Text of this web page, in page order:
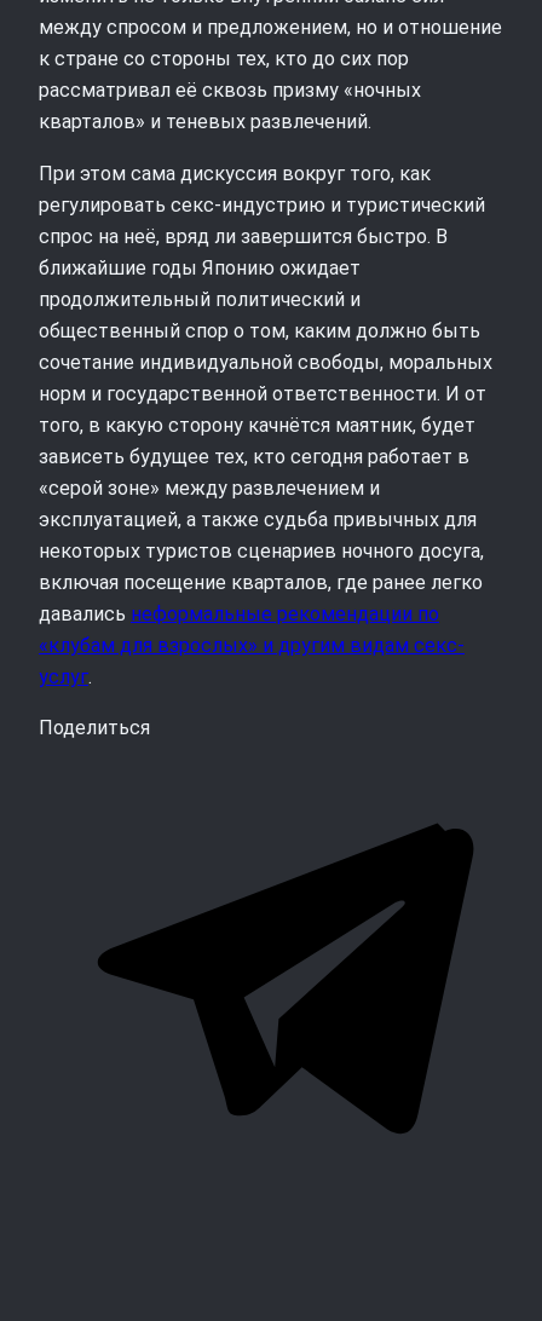
между спросом и предложением, но и отношение
к стране со стороны тех, кто до сих пор
рассматривал её сквозь призму «ночных
кварталов» и теневых развлечений.
При этом сама дискуссия вокруг того, как
регулировать секс-индустрию и туристический
спрос на неё, вряд ли завершится быстро. В
ближайшие годы Японию ожидает
продолжительный политический и
общественный спор о том, каким должно быть
сочетание индивидуальной свободы, моральных
норм и государственной ответственности. И от
того, в какую сторону качнётся маятник, будет
зависеть будущее тех, кто сегодня работает в
«серой зоне» между развлечением и
эксплуатацией, а также судьба привычных для
некоторых туристов сценариев ночного досуга,
включая посещение кварталов, где ранее легко
давались неформальные рекомендации по
«клубам для взрослых» и другим видам секс-
услуг.
Поделиться